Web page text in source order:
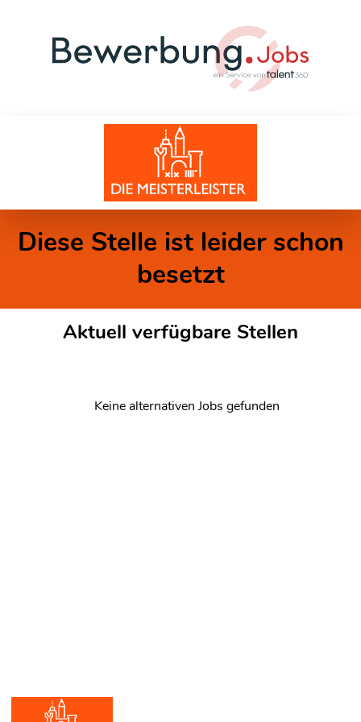
Diese Stelle ist leider schon
besetzt
Aktuell verfügbare Stellen
Keine alternativen Jobs gefunden